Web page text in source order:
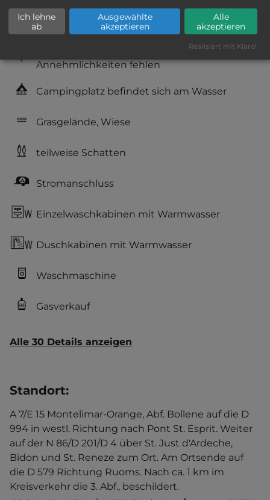
Hygiene: befriedigend
Annehmlichkeiten fehlen
Campingplatz befindet sich am Wasser
Grasgelände, Wiese
teilweise Schatten
Stromanschluss
Einzelwaschkabinen mit Warmwasser
Duschkabinen mit Warmwasser
Waschmaschine
Gasverkauf
Alle 30 Details anzeigen
Standort:
A 7/E 15 Montelimar-Orange, Abf. Bollene auf die D
994 in westl. Richtung nach Pont St. Esprit. Weiter
auf der N 86/D 201/D 4 über St. Just d'Ardeche,
Bidon und St. Reneze zum Ort. Am Ortsende auf
die D 579 Richtung Ruoms. Nach ca. 1 km im
Kreisverkehr die 3. Abf., beschildert.
Ich lehne
ab
Ausgewählte
akzeptieren
Alle
akzeptieren
Realisiert mit Klaro!